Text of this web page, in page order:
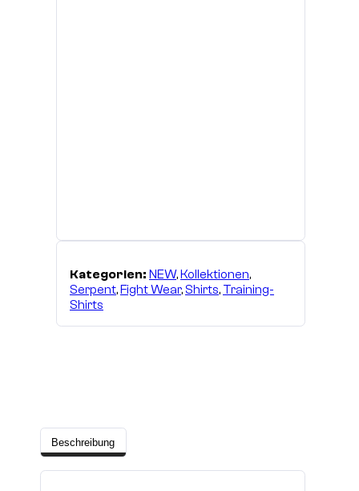
Kategorien: NEW,Kollektionen,
Serpent,Fight Wear,Shirts, Training-
Shirts
Beschreibung